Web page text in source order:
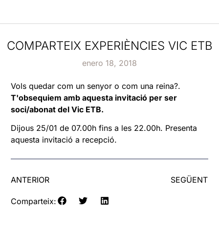
COMPARTEIX EXPERIÈNCIES VIC ETB
enero 18, 2018
Vols quedar com un senyor o com una reina?.
T'obsequiem amb aquesta invitació per ser
soci/abonat del Vic ETB.
Dijous 25/01 de 07.00h fins a les 22.00h. Presenta
aquesta invitació a recepció.
ANTERIOR SEGÜENT
Comparteix: